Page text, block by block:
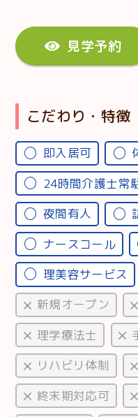
見学予約
こだわり・特徴
即入居可
24時間介護士常
夜間有人
ナースコール
理美容サービス
新規オープン
理学療法士
リハビリ体制
終末期対応可